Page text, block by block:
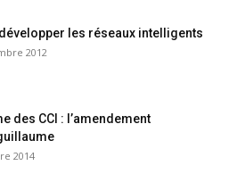
développer les réseaux intelligents
2012
des CCI : l’amendement
2014